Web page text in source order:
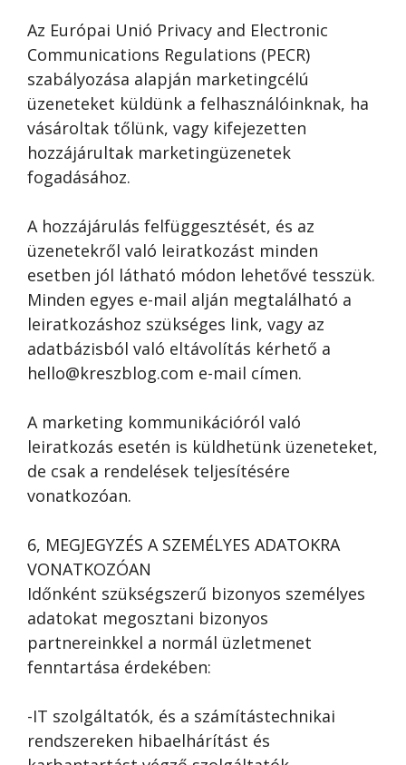
Az Európai Unió Privacy and Electronic
Communications Regulations (PECR)
szabályozása alapján marketingcélú
üzeneteket küldünk a felhasználóinknak, ha
vásároltak tőlünk, vagy kifejezetten
hozzájárultak marketingüzenetek
fogadásához.
A hozzájárulás felfüggesztését, és az
üzenetekről való leiratkozást minden
esetben jól látható módon lehetővé tesszük.
Minden egyes e-mail alján megtalálható a
leiratkozáshoz szükséges link, vagy az
adatbázisból való eltávolítás kérhető a
hello@kreszblog.com e-mail címen.
A marketing kommunikációról való
leiratkozás esetén is küldhetünk üzeneteket,
de csak a rendelések teljesítésére
vonatkozóan.
6, MEGJEGYZÉS A SZEMÉLYES ADATOKRA
VONATKOZÓAN
Időnként szükségszerű bizonyos személyes
adatokat megosztani bizonyos
partnereinkkel a normál üzletmenet
fenntartása érdekében:
-IT szolgáltatók, és a számítástechnikai
rendszereken hibaelhárítást és